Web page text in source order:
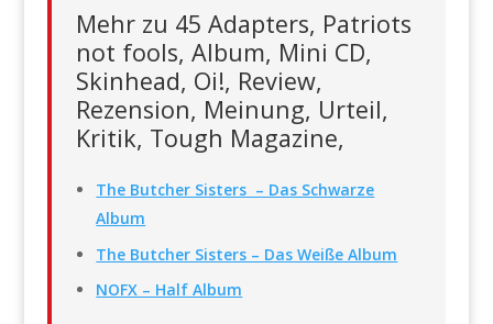
Mehr zu 45 Adapters, Patriots
not fools, Album, Mini CD,
Skinhead, Oi!, Review,
Rezension, Meinung, Urteil,
Kritik, Tough Magazine,
The Butcher Sisters – Das Schwarze
Album
The Butcher Sisters – Das Weiße Album
NOFX – Half Album